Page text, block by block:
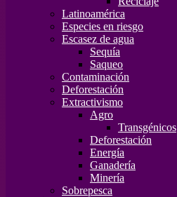
Latinoamérica
Especies en riesgo
Escasez de agua
Sequía
Saqueo
Contaminación
Deforestación
Extractivismo
Agro
Transgénicos
Deforestación
Energía
Ganadería
Minería
Sobrepesca